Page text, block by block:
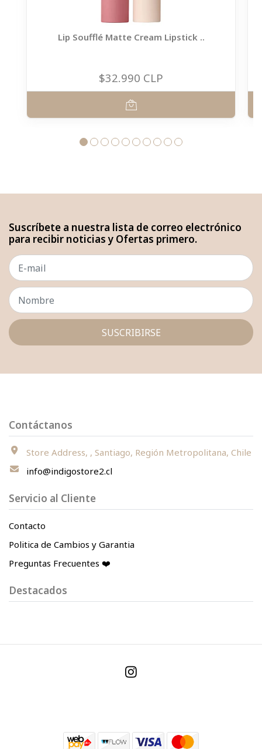
Lip Soufflé Matte Cream Lipstick ..
$32.990 CLP
Suscríbete a nuestra lista de correo electrónico
para recibir noticias y Ofertas primero.
SUSCRIBIRSE
Contáctanos
Store Address, , Santiago, Región Metropolitana, Chile
info@indigostore2.cl
Servicio al Cliente
Contacto
Politica de Cambios y Garantia
Preguntas Frecuentes ❤️
Destacados